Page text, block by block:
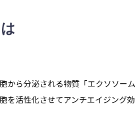
から分泌される物質「エクソソー
を活性化させてアンチエイジング